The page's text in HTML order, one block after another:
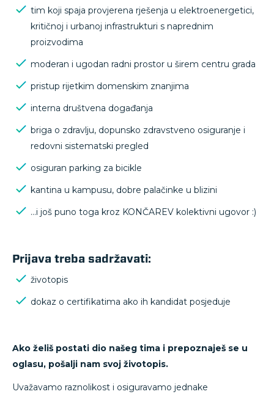
tim koji spaja provjerena rješenja u elektroenergetici,
kritičnoj i urbanoj infrastrukturi s naprednim
proizvodima
moderan i ugodan radni prostor u širem centru grada
pristup rijetkim domenskim znanjima
interna društvena događanja
briga o zdravlju, dopunsko zdravstveno osiguranje i
redovni sistematski pregled
osiguran parking za bicikle
kantina u kampusu, dobre palačinke u blizini
…i još puno toga kroz KONČAREV kolektivni ugovor :)
Prijava treba sadržavati:
životopis
dokaz o certifikatima ako ih kandidat posjeduje
Ako želiš postati dio našeg tima i prepoznaješ se u
oglasu, pošalji nam svoj životopis.
Uvažavamo raznolikost i osiguravamo jednake